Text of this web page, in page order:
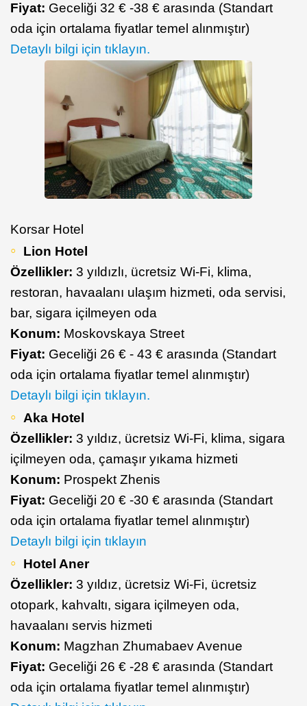
Fiyat: Geceliği 32 € -38 € arasında (Standart
oda için ortalama fiyatlar temel alınmıştır)
Detaylı bilgi için tıklayın.
Korsar Hotel
Lion Hotel
Özellikler: 3 yıldızlı, ücretsiz Wi-Fi, klima,
restoran, havaalanı ulaşım hizmeti, oda servisi,
bar, sigara içilmeyen oda
Konum: Moskovskaya Street
Fiyat: Geceliği 26 € - 43 € arasında (Standart
oda için ortalama fiyatlar temel alınmıştır)
Detaylı bilgi için tıklayın.
Aka Hotel
Özellikler: 3 yıldız, ücretsiz Wi-Fi, klima, sigara
içilmeyen oda, çamaşır yıkama hizmeti
Konum: Prospekt Zhenis
Fiyat: Geceliği 20 € -30 € arasında (Standart
oda için ortalama fiyatlar temel alınmıştır)
Detaylı bilgi için tıklayın
Hotel Aner
Özellikler: 3 yıldız, ücretsiz Wi-Fi, ücretsiz
otopark, kahvaltı, sigara içilmeyen oda,
havaalanı servis hizmeti
Konum: Magzhan Zhumabaev Avenue
Fiyat: Geceliği 26 € -28 € arasında (Standart
oda için ortalama fiyatlar temel alınmıştır)